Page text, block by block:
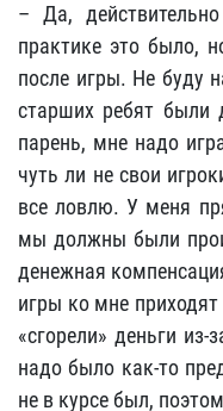
– Да,
практике это было,
после игры. Не буду
старших ребят были
парень, мне надо
чуть ли не свои
все ловлю. У меня
мы должны были
денежная
игры ко мне
«сгорели» деньги
надо было как-то
не в курсе был,